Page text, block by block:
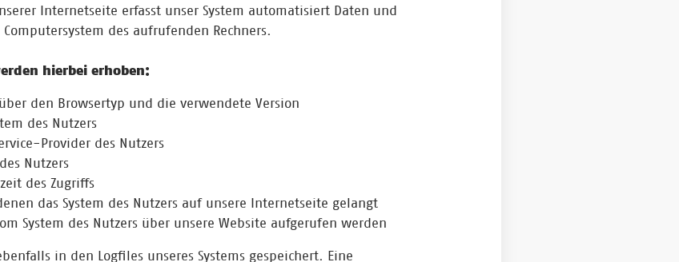
Internetseite erfasst unser System automatisiert Daten und
des aufrufenden Rechners.
hierbei erhoben:
den Browsertyp und die verwendete Version
des Nutzers
Provider des Nutzers
Nutzers
des Zugriffs
das System des Nutzers auf unsere Internetseite gelangt
System des Nutzers über unsere Website aufgerufen werden
in den Logfiles unseres Systems gespeichert. Eine